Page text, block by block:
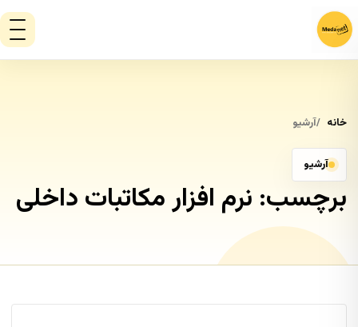
خانه آرشیو
آرشیو
برچسب: نرم افزار مکاتبات داخلی